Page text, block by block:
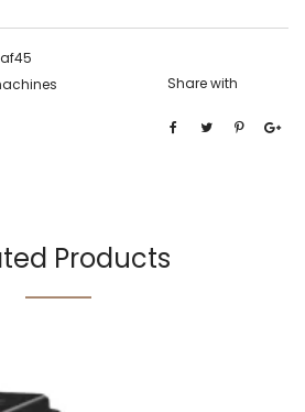
Share with
Products